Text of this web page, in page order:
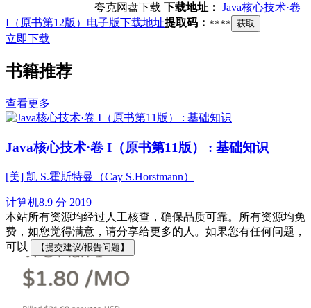
夸克网盘下载 下载地址： Java核心技术·卷
I（原书第12版）电子版下载地址提取码： **** 获取
立即下载
书籍推荐
查看更多
Java核心技术·卷 I（原书第11版） : 基础知识
[美] 凯 S.霍斯特曼（Cay S.Horstmann）
计算机8.9 分 2019
本站所有资源均经过人工核查，确保品质可靠。所有资源均免
费，如您觉得满意，请分享给更多的人。如果您有任何问题，
可以
【提交建议/报告问题】